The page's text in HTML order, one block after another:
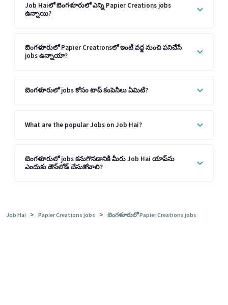
Job Haiలో బెంగళూరులో ఎన్ని Papier Creations jobs
ఉన్నాయి?
బెంగళూరులో Papier Creationsలో ఇంటి వద్ద నుంచి పనిచేసే
jobs ఉన్నాయా?
బెంగళూరులో jobs కోసం టాప్ కంపెనీలు ఏమిటి?
What are the popular Jobs on Job Hai?
బెంగళూరులో jobs కనుగొనడానికి మీరు Job Hai యాప్‌ను
ఎందుకు డౌన్‌లోడ్ చేసుకోవాలి?
Job Hai > Papier Creations jobs > బెంగళూరులో Papier Creations jobs